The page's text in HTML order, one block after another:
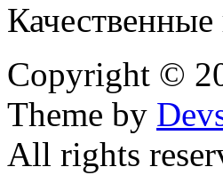
Copyright ©
Theme by
All rights